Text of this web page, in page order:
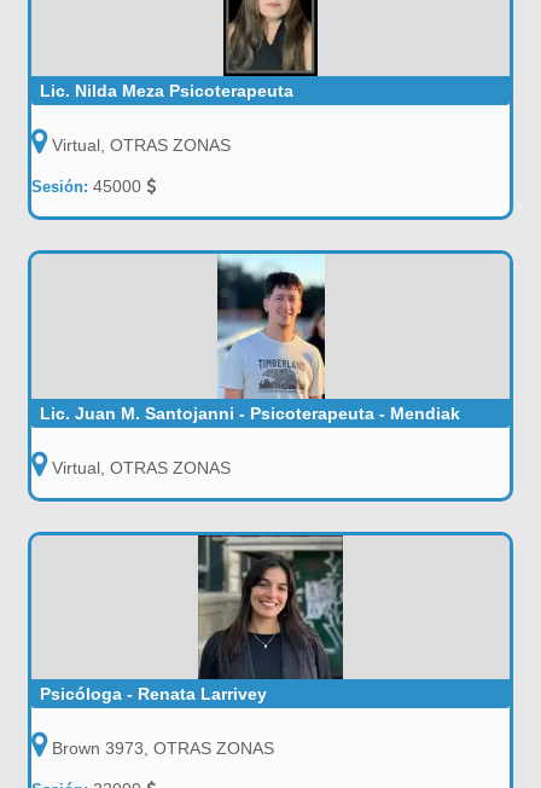
Lic. Nilda Meza Psicoterapeuta
Virtual, OTRAS ZONAS
Sesión:45000
Lic. Juan M. Santojanni - Psicoterapeuta - Mendiak
Virtual, OTRAS ZONAS
Psicóloga - Renata Larrivey
Brown 3973, OTRAS ZONAS